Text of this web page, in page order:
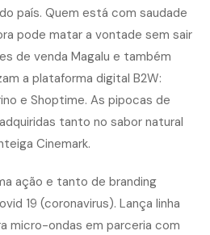
país. Quem está com saudade
pode matar a vontade sem sair
de venda Magalu e também
a plataforma digital B2W:
e Shoptime. As pipocas de
tanto no sabor natural
Cinemark.